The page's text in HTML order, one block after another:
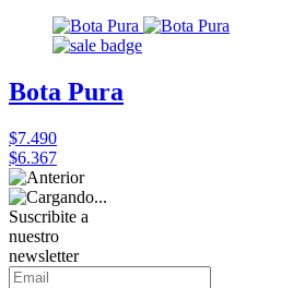
Bota Pura
$7.490
$6.367
Suscribite a
nuestro
newsletter